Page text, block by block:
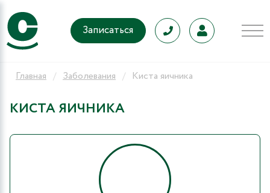
Записаться
Главная Заболевания Киста яичника
КИСТА ЯИЧНИКА